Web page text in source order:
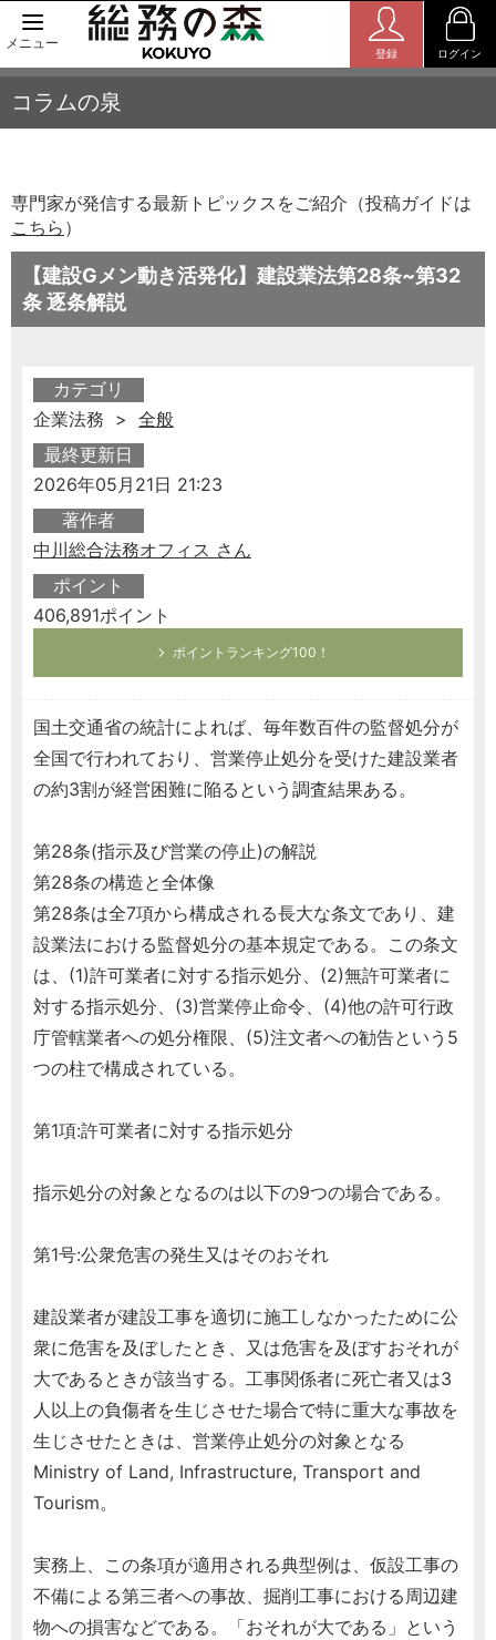
メニュー
登録 ログイン
コラムの泉
専門家が発信する最新トピックスをご紹介（投稿ガイドは
こちら ）
【建設Gメン動き活発化】建設業法第28条~第32
条 逐条解説
カテゴリ
企業法務 > 全般
最終更新日
2026年05月21日 21:23
著作者
中川総合法務オフィス さん
ポイント
406,891ポイント
ポイントランキング100！
国土交通省の統計によれば、毎年数百件の監督処分が
全国で行われており、営業停止処分を受けた建設業者
の約3割が経営困難に陥るという調査結果ある。
第28条(指示及び営業の停止)の解説
第28条の構造と全体像
第28条は全7項から構成される長大な条文であり、建
設業法における監督処分の基本規定である。この条文
は、(1)許可業者に対する指示処分、(2)無許可業者に
対する指示処分、(3)営業停止命令、(4)他の許可行政
庁管轄業者への処分権限、(5)注文者への勧告という5
つの柱で構成されている。
第1項:許可業者に対する指示処分
指示処分の対象となるのは以下の9つの場合である。
第1号:公衆危害の発生又はそのおそれ
建設業者が建設工事を適切に施工しなかったために公
衆に危害を及ぼしたとき、又は危害を及ぼすおそれが
大であるときが該当する。工事関係者に死亡者又は3
人以上の負傷者を生じさせた場合で特に重大な事故を
生じさせたときは、営業停止処分の対象となる
Ministry of Land, Infrastructure, Transport and
Tourism。
実務上、この条項が適用される典型例は、仮設工事の
不備による第三者への事故、掘削工事における周辺建
物への損害などである。「おそれが大である」という